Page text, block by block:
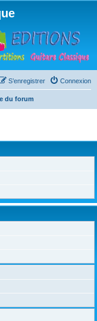
Connexion
S’enregistrer
du forum